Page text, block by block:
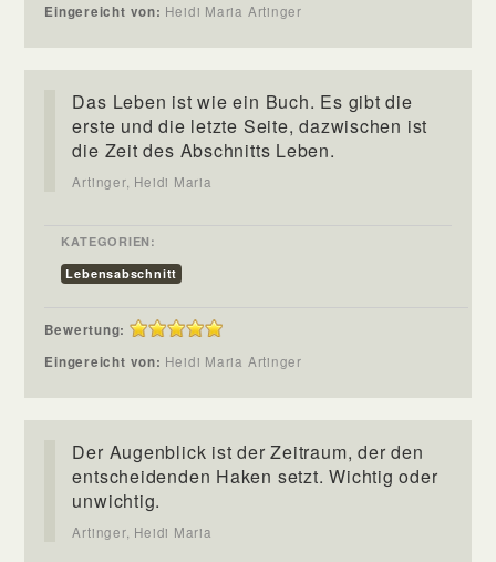
Eingereicht von: Heidi Maria Artinger
Das Leben ist wie ein Buch. Es gibt die
erste und die letzte Seite, dazwischen ist
die Zeit des Abschnitts Leben.
Artinger, Heidi Maria
KATEGORIEN:
Lebensabschnitt
Bewertung:
Eingereicht von: Heidi Maria Artinger
Der Augenblick ist der Zeitraum, der den
entscheidenden Haken setzt. Wichtig oder
unwichtig.
Artinger, Heidi Maria